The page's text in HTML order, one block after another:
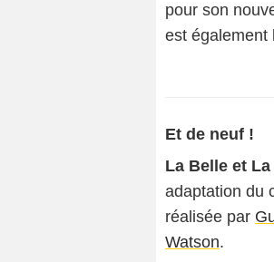
pour son
est également
Et de neuf !
La Belle et
adaptation du
réalisée par
Watson.